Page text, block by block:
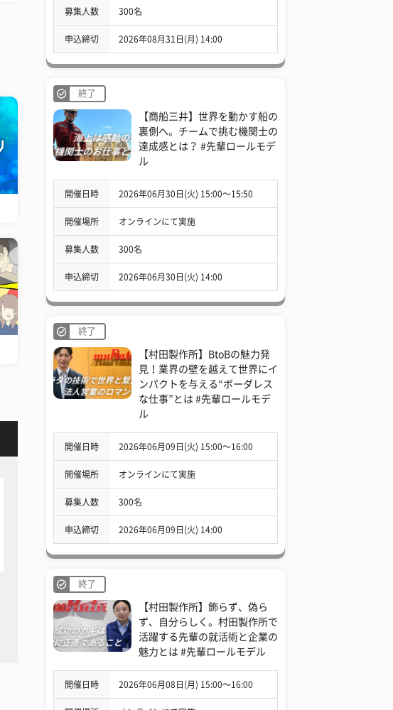
募集人数 300名
申込締切 2026年08月31日(月) 14:00
終了
【商船三井】世界を動かす船の
裏側へ。チームで挑む機関士の
達成感とは？ #先輩ロールモデ
ル
開催日時 2026年06月30日(火) 15:00〜15:50
開催場所 オンラインにて実施
募集人数 300名
申込締切 2026年06月30日(火) 14:00
終了
【村田製作所】BtoBの魅力発
見！業界の壁を越えて世界にイ
ンパクトを与える“ボーダレス
な仕事”とは #先輩ロールモデ
ル
開催日時 2026年06月09日(火) 15:00〜16:00
開催場所 オンラインにて実施
募集人数 300名
申込締切 2026年06月09日(火) 14:00
終了
【村田製作所】飾らず、偽ら
ず、自分らしく。村田製作所で
活躍する先輩の就活術と企業の
魅力とは #先輩ロールモデル
開催日時 2026年06月08日(月) 15:00〜16:00